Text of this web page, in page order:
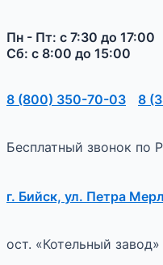
Пн - Пт: с 7:30 до 17:00
Сб: с 8:00 до 15:00
8 (800) 350-70-03 8
Бесплатный звонок по
г. Бийск, ул. Петра
ост. «Котельный завод»